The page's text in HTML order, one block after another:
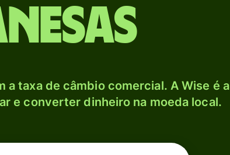
a taxa de câmbio comercial. A Wise é a
e converter dinheiro na moeda local.